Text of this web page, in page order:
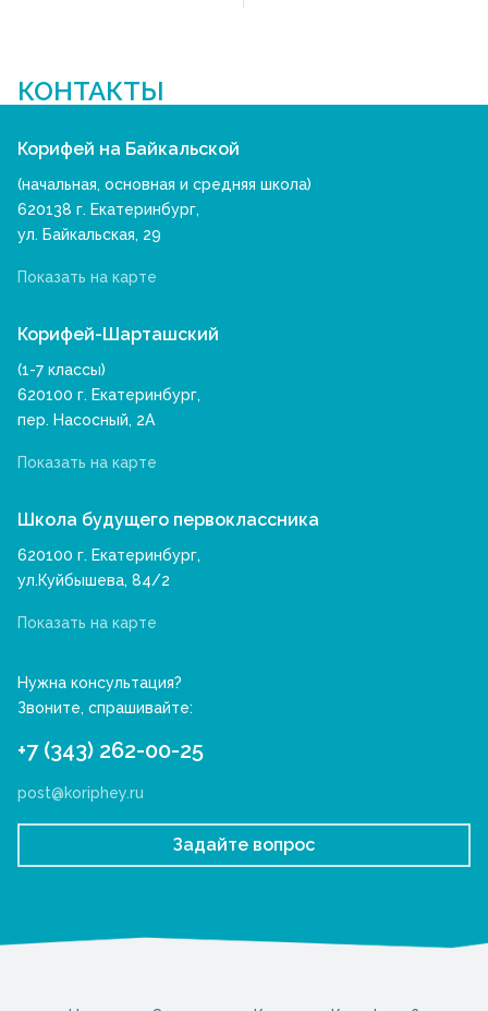
КОНТАКТЫ
Корифей на Байкальской
(начальная, основная и средняя школа)
620138 г. Екатеринбург,
ул. Байкальская, 29
Показать на карте
Корифей-Шарташский
(1-7 классы)
620100 г. Екатеринбург,
пер. Насосный, 2А
Показать на карте
Школа будущего первоклассника
620100 г. Екатеринбург,
ул.Куйбышева, 84/2
Показать на карте
Нужна консультация?
Звоните, спрашивайте:
+7 (343) 262-00-25
post@koriphey.ru
Задайте вопрос